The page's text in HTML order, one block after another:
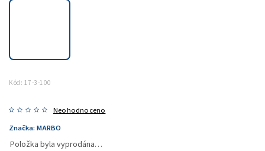
Kód: 17-3-100
Neohodnoceno
Značka: MARBO
Položka byla vyprodána…